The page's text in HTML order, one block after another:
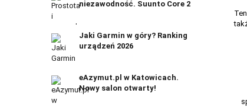
niezawodność. Suunto Core 2
Jaki Garmin w góry? Ranking
urządzeń 2026
eAzymut.pl w Katowicach.
Nowy salon otwarty!